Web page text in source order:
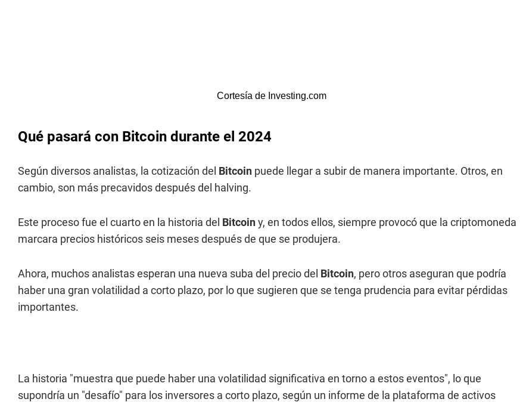
Cortesía de Investing.com
Qué pasará con Bitcoin durante el 2024
Según diversos analistas, la cotización del Bitcoin puede llegar a subir de manera importante. Otros, en
cambio, son más precavidos después del halving.
Este proceso fue el cuarto en la historia del Bitcoiny, en todos ellos, siempre provocó que la criptomoneda
marcara precios históricos seis meses después de que se produjera.
Ahora, muchos analistas esperan una nueva suba del precio del Bitcoin, pero otros aseguran que podría
haber una gran volatilidad a corto plazo, por lo que sugieren que se tenga prudencia para evitar pérdidas
importantes.
La historia "muestra que puede haber una volatilidad significativa en torno a estos eventos", lo que
supondría un "desafío" para los inversores a corto plazo, según un informe de la plataforma de activos